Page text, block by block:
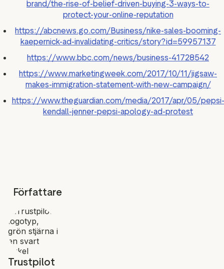
brand/the-rise-of-belief-driven-buying-3-ways-to-
protect-your-online-reputation
https://abcnews.go.com/Business/nike-sales-booming-
kaepernick-ad-invalidating-critics/story?id=59957137
https://www.bbc.com/news/business-41728542
https://www.marketingweek.com/2017/10/11/jigsaw-
makes-immigration-statement-with-new-campaign/
https://www.theguardian.com/media/2017/apr/05/pepsi-
kendall-jenner-pepsi-apology-ad-protest
Författare
Trustpilot